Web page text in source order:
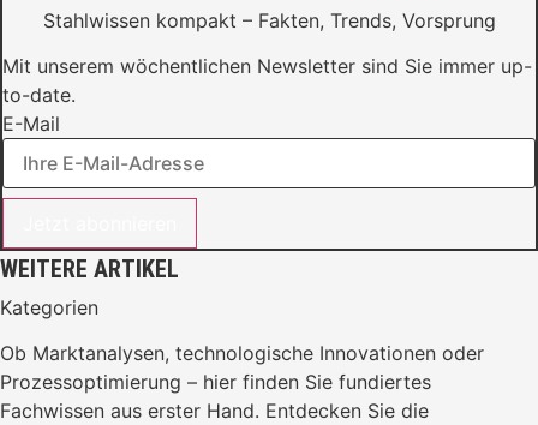
Stahlwissen kompakt – Fakten, Trends, Vorsprung
Mit unserem wöchentlichen Newsletter sind Sie immer up-
to-date.
E-Mail
WEITERE ARTIKEL
Kategorien
Ob Marktanalysen, technologische Innovationen oder
Prozessoptimierung – hier finden Sie fundiertes
Fachwissen aus erster Hand. Entdecken Sie die